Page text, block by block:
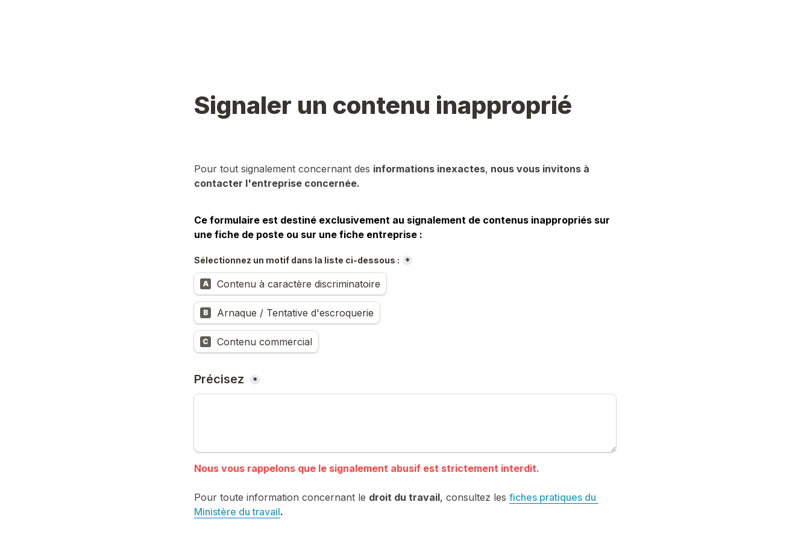
Signaler un contenu inapproprié
Pour tout signalement concernant des informations inexactes, nous vous invitons à
contacter l'entreprise concernée.
Ce formulaire est destiné exclusivement au signalement de contenus inappropriés sur
une fiche de poste ou sur une fiche entreprise :
Sélectionnez un motif dans la liste ci-dessous : *
A Contenu à caractère discriminatoire
B Arnaque / Tentative d'escroquerie
C Contenu commercial
Précisez *
Pour toute information concernant le droit du travail, consultez les fiches pratiques du
Ministère du travail